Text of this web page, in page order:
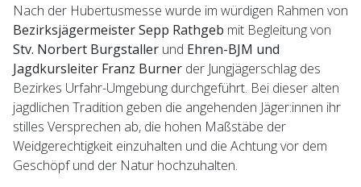
Nach der Hubertusmesse wurde im würdigen Rahmen von
Bezirksjägermeister Sepp Rathgeb mit Begleitung von
Stv. Norbert Burgstaller und Ehren-BJM und
Jagdkursleiter Franz Burner der Jungjägerschlag des
Bezirkes Urfahr-Umgebung durchgeführt. Bei dieser alten
jagdlichen Tradition geben die angehenden Jäger:innen ihr
stilles Versprechen ab, die hohen Maßstäbe der
Weidgerechtigkeit einzuhalten und die Achtung vor dem
Geschöpf und der Natur hochzuhalten.